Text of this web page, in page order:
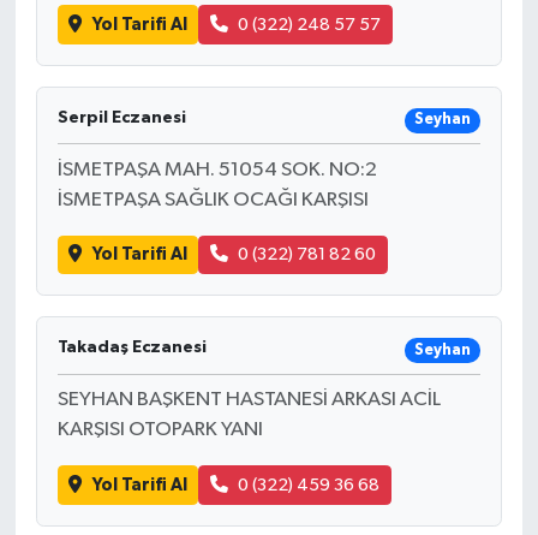
Yol Tarifi Al 0 (322) 248 57 57
Serpil Eczanesi Seyhan
İSMETPAŞA MAH. 51054 SOK. NO:2
İSMETPAŞA SAĞLIK OCAĞI KARŞISI
Yol Tarifi Al 0 (322) 781 82 60
Takadaş Eczanesi Seyhan
SEYHAN BAŞKENT HASTANESİ ARKASI ACİL
KARŞISI OTOPARK YANI
Yol Tarifi Al 0 (322) 459 36 68